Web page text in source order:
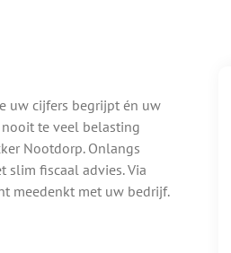
uw cijfers begrijpt én uw
te veel belasting
Nootdorp. Onlangs
slim fiscaal advies. Via
meedenkt met uw bedrijf.